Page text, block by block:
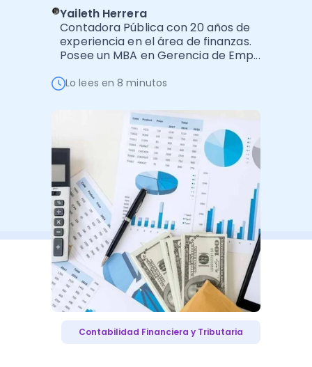
Administración Empresarial
Software Factura y Administración
Cursos
Autores
Yaileth Herrera
Contadora Pública con 20 años de
experiencia en el área de finanzas.
Posee un MBA en Gerencia de Emp...
Lo lees en 8 minutos
Contabilidad Financiera y Tributaria